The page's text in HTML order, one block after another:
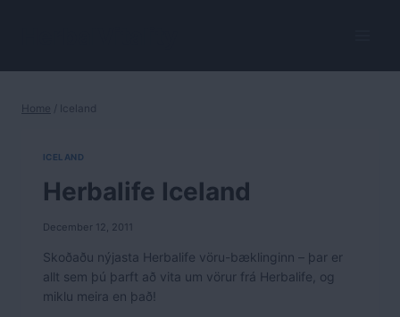
Home / Iceland
ICELAND
Herbalife Iceland
December 12, 2011
Skoðaðu nýjasta Herbalife vöru-bæklinginn – þar er
allt sem þú þarft að vita um vörur frá Herbalife, og
miklu meira en það!